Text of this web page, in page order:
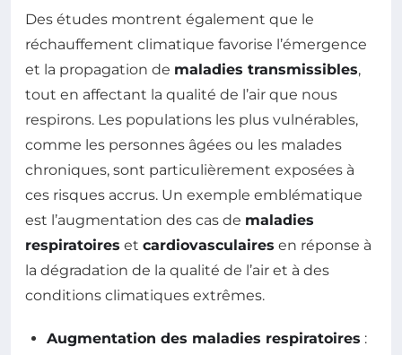
Des études montrent également que le
réchauffement climatique favorise l’émergence
et la propagation de maladies transmissibles,
tout en affectant la qualité de l’air que nous
respirons. Les populations les plus vulnérables,
comme les personnes âgées ou les malades
chroniques, sont particulièrement exposées à
ces risques accrus. Un exemple emblématique
est l’augmentation des cas de maladies
respiratoires et cardiovasculaires en réponse à
la dégradation de la qualité de l’air et à des
conditions climatiques extrêmes.
Augmentation des maladies respiratoires :